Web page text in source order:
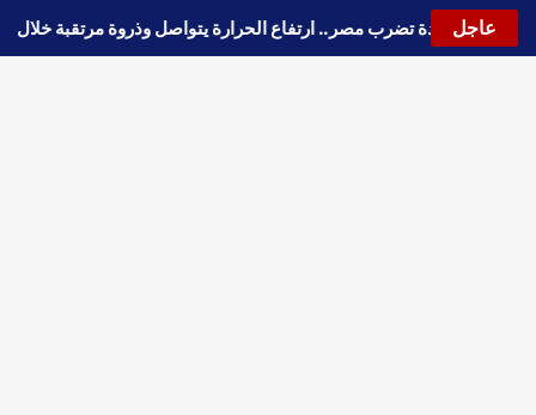
عاجل
موجة حارة جديدة تضرب مصر.. ارتفاع الحرارة يتواصل وذروة مرتقبة